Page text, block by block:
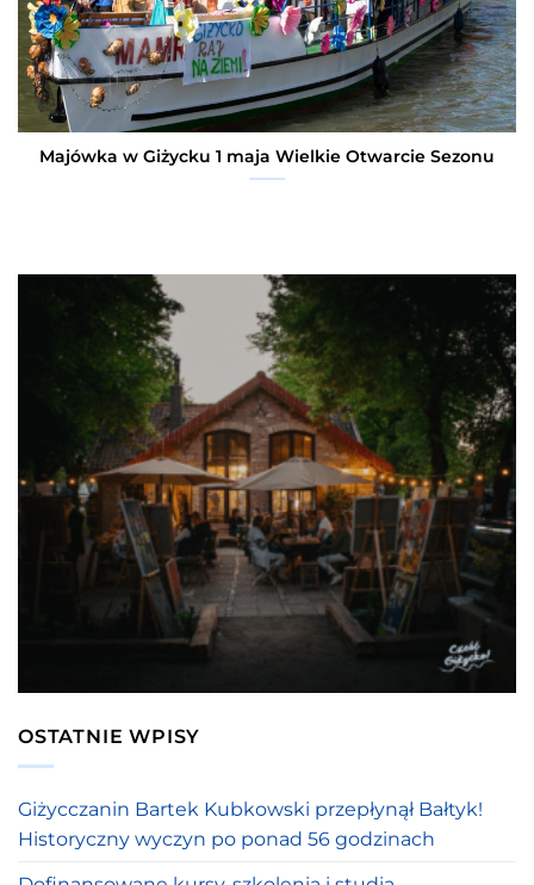
Majówka w Giżycku 1 maja Wielkie Otwarcie Sezonu
OSTATNIE WPISY
Giżycczanin Bartek Kubkowski przepłynął Bałtyk!
Historyczny wyczyn po ponad 56 godzinach